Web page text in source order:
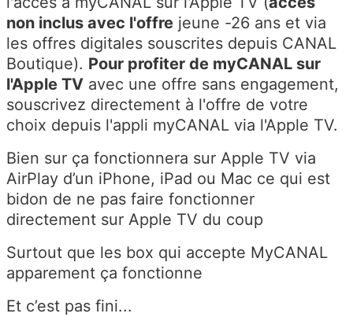
non inclus avec l'offre jeune -26 ans et via
les offres digitales souscrites depuis CANAL
Boutique). Pour profiter de myCANAL sur
l'Apple TV avec une offre sans engagement,
souscrivez directement à l'offre de votre
choix depuis l'appli myCANAL via l'Apple TV.
Bien sur ça fonctionnera sur Apple TV via
AirPlay d’un iPhone, iPad ou Mac ce qui est
bidon de ne pas faire fonctionner
directement sur Apple TV du coup
Surtout que les box qui accepte MyCANAL
apparement ça fonctionne
Et c’est pas fini...